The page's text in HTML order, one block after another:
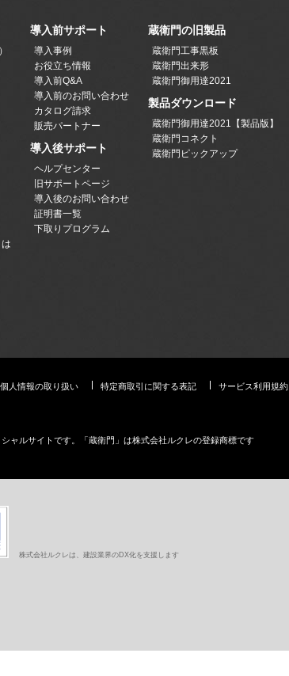
導入前サポート
導入事例
お役立ち情報
導入前Q&A
導入前のお問い合わせ
カタログ請求
販売パートナー
導入後サポート
ヘルプセンター
旧サポートページ
導入後のお問い合わせ
証明書一覧
下取りプログラム
蔵衛門の旧製品
蔵衛門工事黒板
蔵衛門出来形
蔵衛門御用達2021
製品ダウンロード
蔵衛門御用達2021【製品版】
蔵衛門コネクト
蔵衛門ピックアップ
個人情報の取り扱い 特定商取引に関する表記 サービス利用規約
ャルサイトです。「蔵衛門」は株式会社ルクレの登録商標です
株式会社ルクレは、建設業界のDX化を支援します